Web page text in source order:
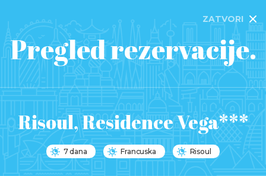
ZATVORI
Pregled rezervacije.
Risoul, Residence Vega***
7 dana Francuska Risoul